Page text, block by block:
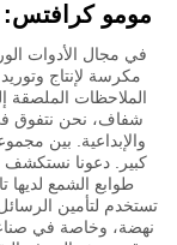
مومو كرافتس:
مكرسة لإنتاج
الملاحظات
شفاف، نحن نتفوق في
والإبداعية. بين
كبير. دعونا
طوابع الشمع لديها
تستخدم لتأمين
نهضة، وخاصة في